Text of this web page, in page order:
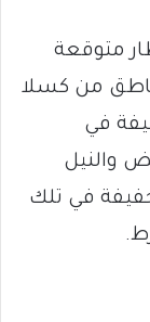
متوقعة
من كسلا
في
والنيل
في تلك